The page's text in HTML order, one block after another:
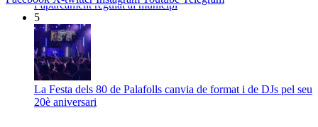
l’aparcament regulat al municipi
5
La Festa dels 80 de Palafolls canvia de format i de DJs pel seu
20è aniversari